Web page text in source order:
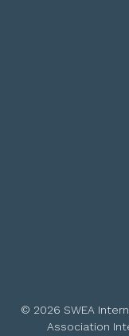
© 2026 SWEA
Association